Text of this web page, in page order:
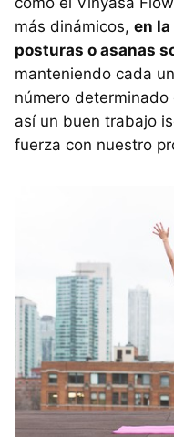
más dinámicos, en
posturas o asanas
manteniendo cada
número determinado
así un buen trabajo
fuerza con nuestro